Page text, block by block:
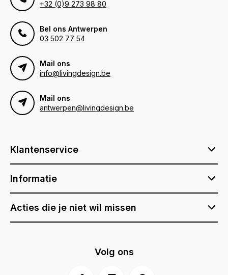
+32 (0)9 273 98 80
Bel ons Antwerpen
03 502 77 54
Mail ons
info@livingdesign.be
Mail ons
antwerpen@livingdesign.be
Klantenservice
Informatie
Acties die je niet wil missen
Volg ons